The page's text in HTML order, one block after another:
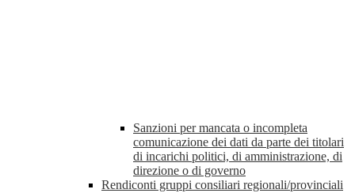
Sanzioni per mancata o incompleta
comunicazione dei dati da parte dei titolari
di incarichi politici, di amministrazione, di
direzione o di governo
Rendiconti gruppi consiliari regionali/provinciali